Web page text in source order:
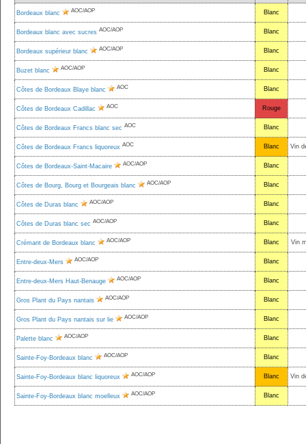
Bordeaux blanc AOC/AOP Blanc
Bordeaux blanc avec sucres AOC/AOP Blanc
Bordeaux supérieur blanc AOC/AOP Blanc
Buzet blanc AOC/AOP Blanc
Côtes de Bordeaux Blaye blanc AOC Blanc
Côtes de Bordeaux Cadillac AOC Rouge
Côtes de Bordeaux Francs blanc sec AOC Blanc
Côtes de Bordeaux Francs liquoreux AOC Blanc Vin
Côtes de Bordeaux-Saint-Macaire AOC/AOP Blanc
Côtes de Bourg, Bourg et Bourgeais blanc AOC/AOP Blanc
Côtes de Duras blanc AOC/AOP Blanc
Côtes de Duras blanc sec AOC/AOP Blanc
Crémant de Bordeaux blanc AOC/AOP Blanc Vin
Entre-deux-Mers AOC/AOP Blanc
Entre-deux-Mers Haut-Benauge AOC/AOP Blanc
Gros Plant du Pays nantais AOC/AOP Blanc
Gros Plant du Pays nantais sur lie AOC/AOP Blanc
Palette blanc AOC/AOP Blanc
Sainte-Foy-Bordeaux blanc AOC/AOP Blanc
Sainte-Foy-Bordeaux blanc liquoreux AOC/AOP Blanc Vin
Sainte-Foy-Bordeaux blanc moelleux AOC/AOP Blanc